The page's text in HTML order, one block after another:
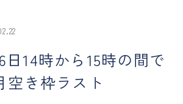
日14時から15時の間で
き枠ラスト